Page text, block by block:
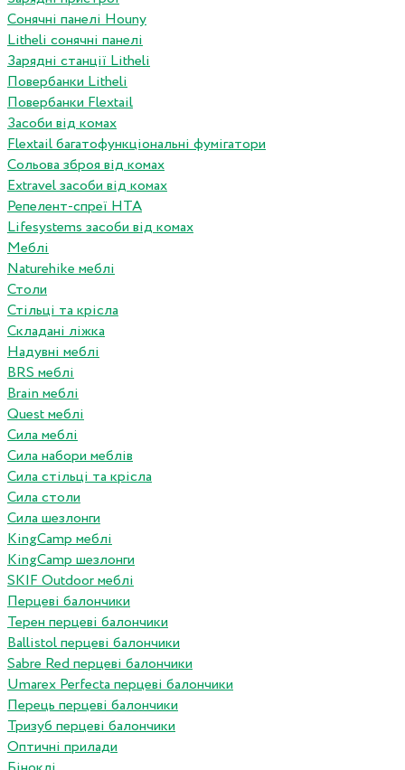
Сонячні панелі Houny
Litheli сонячні панелі
Зарядні станції Litheli
Повербанки Litheli
Повербанки Flextail
Засоби від комах
Flextail багатофункціональні фумігатори
Сольова зброя від комах
Extravel засоби від комах
Репелент-спреї HTA
Lifesystems засоби від комах
Меблі
Naturehike меблі
Столи
Стільці та крісла
Складані ліжка
Надувні меблі
BRS меблі
Brain меблі
Quest меблі
Сила меблі
Сила набори меблів
Сила стільці та крісла
Сила столи
Сила шезлонги
KingCamp меблі
KingCamp шезлонги
SKIF Outdoor меблі
Перцеві балончики
Терен перцеві балончики
Ballistol перцеві балончики
Sabre Red перцеві балончики
Umarex Perfecta перцеві балончики
Перець перцеві балончики
Тризуб перцеві балончики
Оптичні прилади